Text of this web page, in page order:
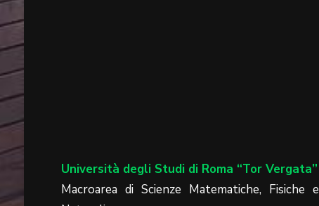
Università degli Studi di Roma “Tor Vergata”
Macroarea di Scienze Matematiche, Fisiche e